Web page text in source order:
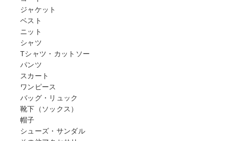
ジャケット
ベスト
ニット
シャツ
Tシャツ・カットソー
パンツ
スカート
ワンピース
バッグ・リュック
靴下（ソックス）
帽子
シューズ・サンダル